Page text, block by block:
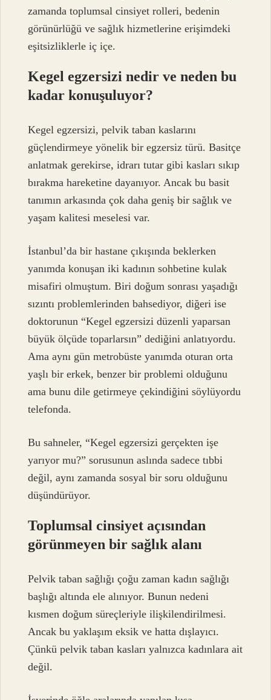
zamanda toplumsal cinsiyet rolleri, bedenin
görünürlüğü ve sağlık hizmetlerine erişimdeki
eşitsizliklerle iç içe.
Kegel egzersizi nedir ve neden bu
kadar konuşuluyor?
Kegel egzersizi, pelvik taban kaslarını
güçlendirmeye yönelik bir egzersiz türü. Basitçe
anlatmak gerekirse, idrarı tutar gibi kasları sıkıp
bırakma hareketine dayanıyor. Ancak bu basit
tanımın arkasında çok daha geniş bir sağlık ve
yaşam kalitesi meselesi var.
İstanbul’da bir hastane çıkışında beklerken
yanımda konuşan iki kadının sohbetine kulak
misafiri olmuştum. Biri doğum sonrası yaşadığı
sızıntı problemlerinden bahsediyor, diğeri ise
doktorunun “Kegel egzersizi düzenli yaparsan
büyük ölçüde toparlarsın” dediğini anlatıyordu.
Ama aynı gün metrobüste yanımda oturan orta
yaşlı bir erkek, benzer bir problemi olduğunu
ama bunu dile getirmeye çekindiğini söylüyordu
telefonda.
Bu sahneler, “Kegel egzersizi gerçekten işe
yarıyor mu?” sorusunun aslında sadece tıbbi
değil, aynı zamanda sosyal bir soru olduğunu
düşündürüyor.
Toplumsal cinsiyet açısından
görünmeyen bir sağlık alanı
Pelvik taban sağlığı çoğu zaman kadın sağlığı
başlığı altında ele alınıyor. Bunun nedeni
kısmen doğum süreçleriyle ilişkilendirilmesi.
Ancak bu yaklaşım eksik ve hatta dışlayıcı.
Çünkü pelvik taban kasları yalnızca kadınlara ait
değil.